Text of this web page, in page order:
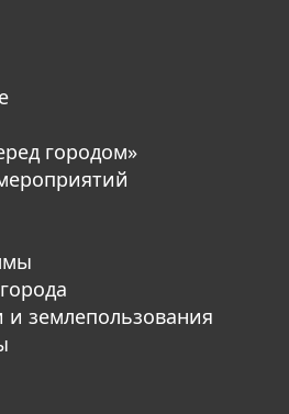
городом»
и землепользования